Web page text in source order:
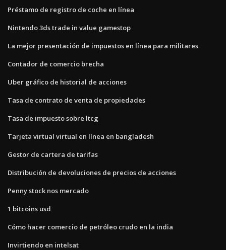
Préstamo de registro de coche en línea
Nintendo 3ds trade in value gamestop
La mejor presentación de impuestos en línea para militares
Contador de comercio brecha
Uber gráfico de historial de acciones
Tasa de contrato de venta de propiedades
Tasa de impuesto sobre ltcg
Tarjeta virtual virtual en línea en bangladesh
Gestor de cartera de tarifas
Distribución de devoluciones de precios de acciones
Penny stock nos mercado
1 bitcoins usd
Cómo hacer comercio de petróleo crudo en la india
Invirtiendo en intelsat